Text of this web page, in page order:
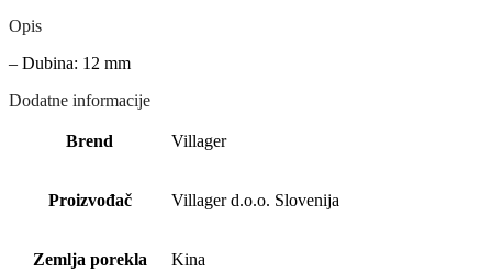
Opis
– Dubina: 12 mm
Dodatne informacije
Brend Villager
Proizvođač Villager d.o.o. Slovenija
Zemlja porekla Kina